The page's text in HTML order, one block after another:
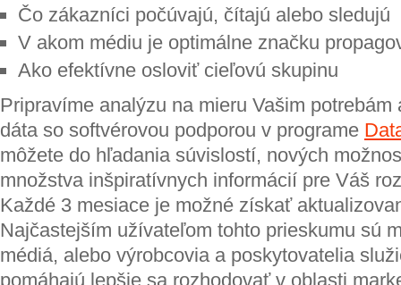
Čo zákazníci počúvajú, čítajú alebo sledujú
V akom médiu je optimálne značku
Ako efektívne osloviť cieľovú skupinu
Pripravíme analýzu na mieru Vašim
dáta so softvérovou podporou v programe
môžete do hľadania súvislostí, nových
množstva inšpiratívnych informácií pre Váš
Každé 3 mesiace je možné získať
Najčastejším užívateľom tohto prieskumu sú
médiá, alebo výrobcovia a poskytovatelia
pomáhajú lepšie sa rozhodovať v oblasti